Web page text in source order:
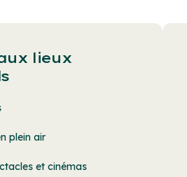
lieux
plein air
et cinémas